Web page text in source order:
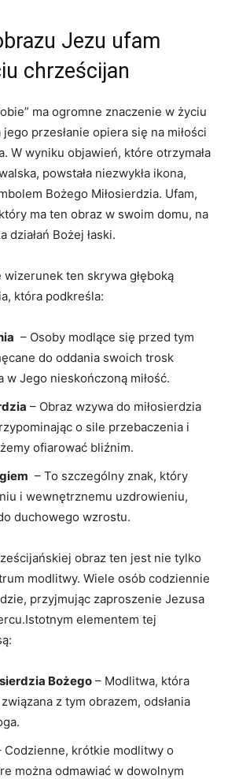
Jezu ufam
chrześcijan
ma ogromne znaczenie w życiu
przesłanie opiera się na ​miłości
W wyniku ⁤objawień, które otrzymała
powstała niezwykła ikona,
Bożego ⁣Miłosierdzia. Ufam,
ma ten obraz w swoim⁢ domu, na
działań Bożej łaski.
wizerunek ten skrywa ‌głęboką
która podkreśla:
‌ – Osoby modlące ‍się przed tym
do oddania swoich trosk
w Jego ⁣nieskończoną miłość.
–⁢ Obraz wzywa do miłosierdzia‌
​o sile przebaczenia i
ofiarować bliźnim.
‌ – To szczególny znak, który
i wewnętrznemu uzdrowieniu,⁣
duchowego wzrostu.
⁣obraz ten jest nie tylko
⁤modlitwy. Wiele osób codziennie
przyjmując zaproszenie⁣ Jezusa
elementem tej
Bożego – Modlitwa, która​
⁣z tym obrazem, odsłania
Codzienne, krótkie modlitwy o
można ‌odmawiać w dowolnym